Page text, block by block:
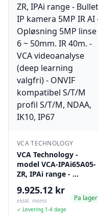
VCA TECHNOLOGY
VCA Technology -
model VCA-IPAi65A05-
ZR, IPAi range - …
9.925.12 kr
ekskl. moms
✓ Levering 1-4 dage
Pa lager